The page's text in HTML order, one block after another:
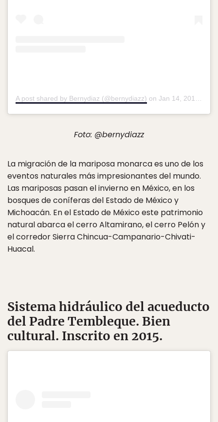
A post shared by Bernydiaz (@bernydiazz) on Jan 14, 2018 at 10:14am PST
Foto: @bernydiazz
La migración de la mariposa monarca es uno de los
eventos naturales más impresionantes del mundo.
Las mariposas pasan el invierno en México, en los
bosques de coníferas del Estado de México y
Michoacán. En el Estado de México este patrimonio
natural abarca el cerro Altamirano, el cerro Pelón y
el corredor Sierra Chincua-Campanario-Chivati-
Huacal.
Sistema hidráulico del acueducto
del Padre Tembleque. Bien
cultural. Inscrito en 2015.